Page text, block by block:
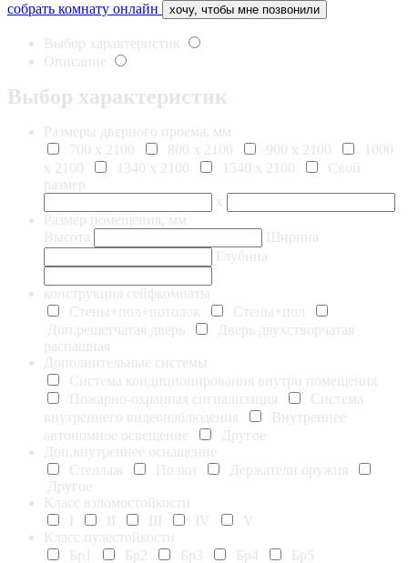
собрать комнату онлайн
хочу, чтобы мне позвонили
Выбор характеристик
Описание
Выбор характеристик
Размеры дверного проема, мм
700 х 2100
800 х 2100 900 х 2100
1000
х 2100
1340 х 2100 1540 х 2100
Свой
размер
х
Размер помещения, мм
Высота
Ширина
Глубина
конструкция сейфкомнаты
Стены+пол+потолок
Стены+пол
Доп.решетчатая дверь
Дверь двухстворчатая
распашная
Дополнительные системы
Система кондиционирования внутри помещения
Пожарно-охранная сигнализация
Система
внутреннего видеонаблюдения
Внутреннее
автономное освещение
Другое
Доп.внутреннее оснащение
Стеллаж
Полки
Держатели оружия
Другое
Класс взломостойкости
I
II III IV
V
Класс пулестойкости
Бр1
Бр2 Бр3 Бр4 Бр5